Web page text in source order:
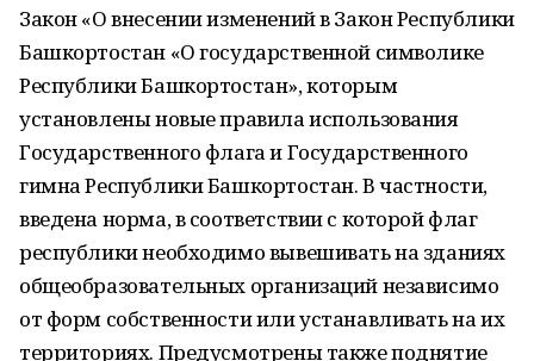
Закон «О внесении изменений в Закон Республики
Башкортостан «О государственной символике
Республики Башкортостан», которым
установлены новые правила использования
Государственного флага и Государственного
гимна Республики Башкортостан. В частности,
введена норма, в соответствии с которой флаг
республики необходимо вывешивать на зданиях
общеобразовательных организаций независимо
от форм собственности или устанавливать на их
территориях. Предусмотрены также поднятие